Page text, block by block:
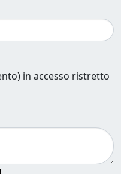
in accesso ristretto